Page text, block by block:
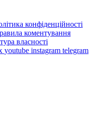
конфіденційності
коментування
власності
youtube instagram telegram